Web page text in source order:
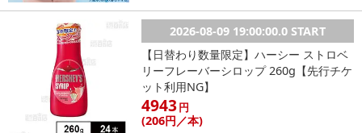
2026-08-09 19:00:00.0 START
【日替わり数量限定】ハーシー ストロベ
リーフレーバーシロップ 260g【先行チケ
ット利用NG】
4943円
(206円／本)